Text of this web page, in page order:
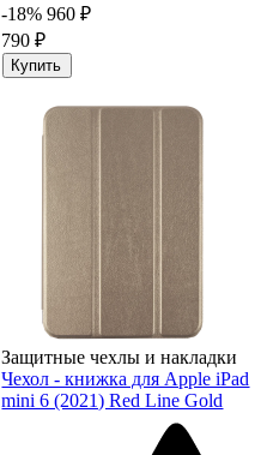
-18% 960 ₽
790 ₽
Купить
Защитные чехлы и накладки
Чехол - книжка для Apple iPad
mini 6 (2021) Red Line Gold